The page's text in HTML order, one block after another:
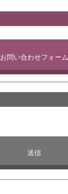
お問い合わせフォーム